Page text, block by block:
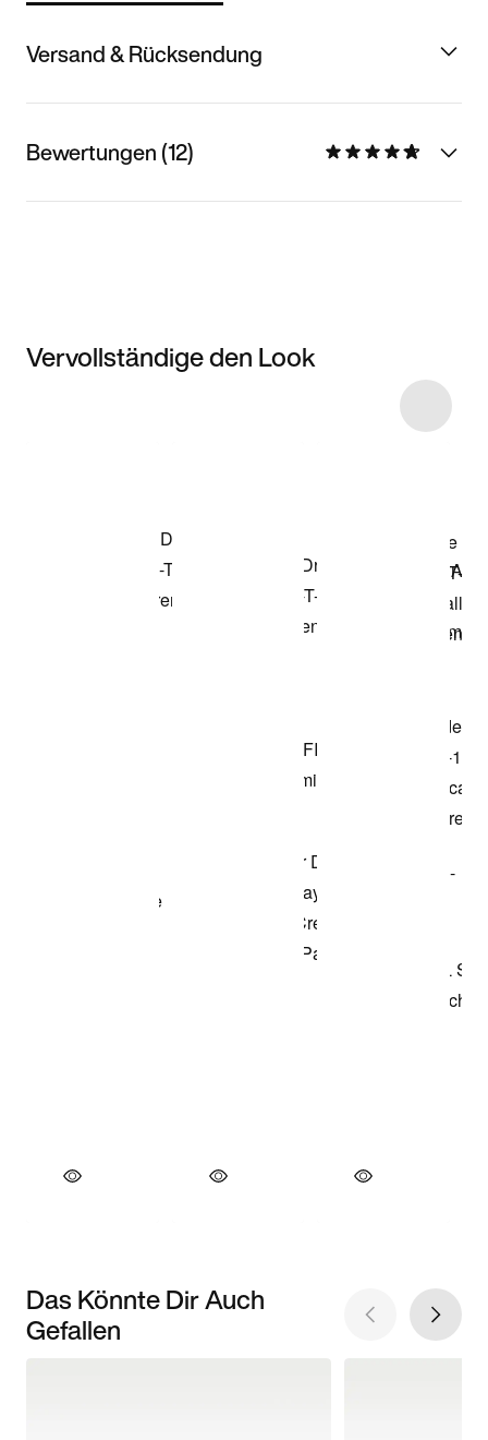
Versand & Rücksendung
Bewertungen (12)
Vervollständige den Look
Das Könnte Dir Auch
Gefallen